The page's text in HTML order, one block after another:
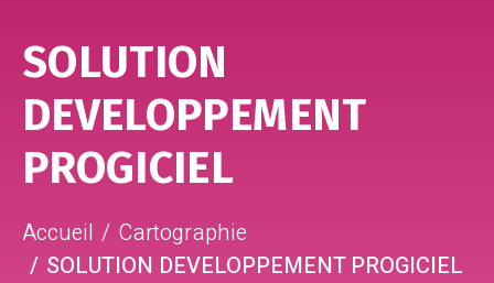
SOLUTION
DEVELOPPEMENT
PROGICIEL
Accueil
Cartographie
SOLUTION DEVELOPPEMENT PROGICIEL